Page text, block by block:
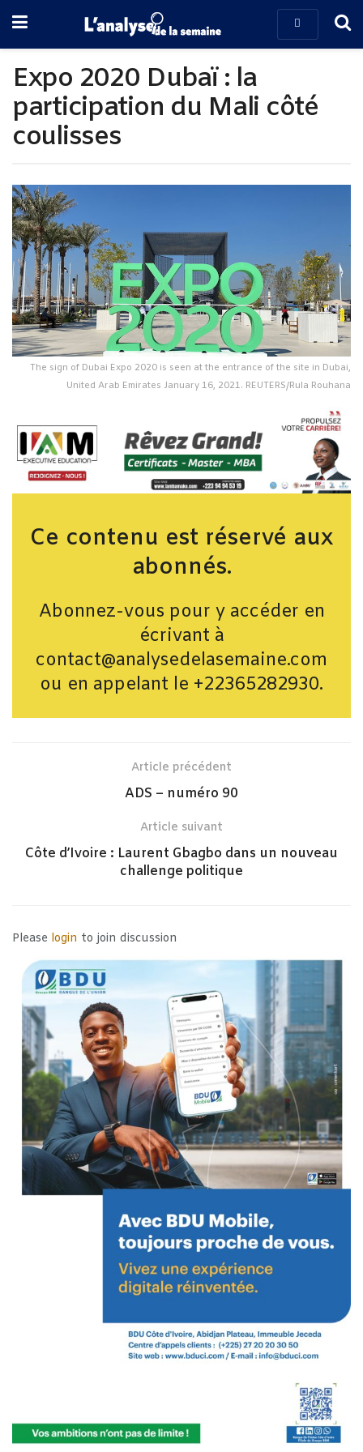
Expo 2020 Dubaï : la
participation du Mali côté
coulisses
The sign of Dubai Expo 2020 is seen at the entrance of the site in Dubai,
United Arab Emirates January 16, 2021. REUTERS/Rula Rouhana
Ce contenu est réservé aux
abonnés.
Abonnez-vous pour y accéder en
écrivant à
contact@analysedelasemaine.com
ou en appelant le +22365282930.
Article précédent
ADS – numéro 90
Article suivant
Côte d’Ivoire : Laurent Gbagbo dans un nouveau
challenge politique
Please login to join discussion